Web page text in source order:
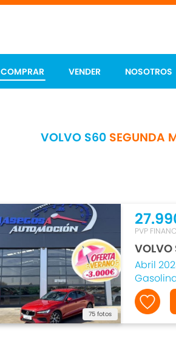
COMPRAR VENDER NOSOTROS
VOLVO S60 SEGUNDA
75 fotos
PVP
VOLVO
Abril